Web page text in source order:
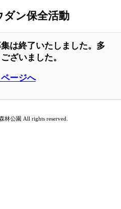
ン保全活動
は終了いたしました。多
ざいました。
ージへ
林公園 All rights reserved.